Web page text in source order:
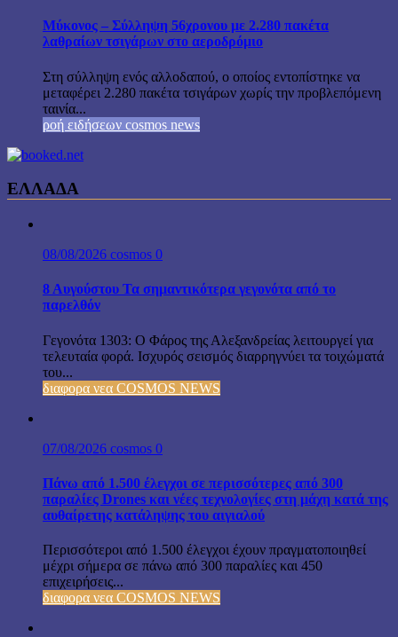
Μύκονος – Σύλληψη 56χρονου με 2.280 πακέτα
λαθραίων τσιγάρων στο αεροδρόμιο
Στη σύλληψη ενός αλλοδαπού, ο οποίος εντοπίστηκε να
μεταφέρει 2.280 πακέτα τσιγάρων χωρίς την προβλεπόμενη
ταινία...
ροή ειδήσεων cosmos news
ΕΛΛΑΔΑ
08/08/2026 cosmos 0
8 Αυγούστου Τα σημαντικότερα γεγονότα από το
παρελθόν
Γεγονότα 1303: Ο Φάρος της Αλεξανδρείας λειτουργεί για
τελευταία φορά. Ισχυρός σεισμός διαρρηγνύει τα τοιχώματά
του...
διαφορα νεα COSMOS NEWS
07/08/2026 cosmos 0
Πάνω από 1.500 έλεγχοι σε περισσότερες από 300
παραλίες Drones και νέες τεχνολογίες στη μάχη κατά της
αυθαίρετης κατάληψης του αιγιαλού
Περισσότεροι από 1.500 έλεγχοι έχουν πραγματοποιηθεί
μέχρι σήμερα σε πάνω από 300 παραλίες και 450
επιχειρήσεις...
διαφορα νεα COSMOS NEWS